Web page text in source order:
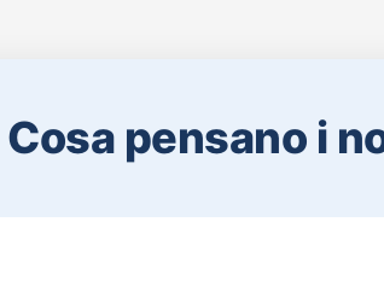
Cosa pensano i